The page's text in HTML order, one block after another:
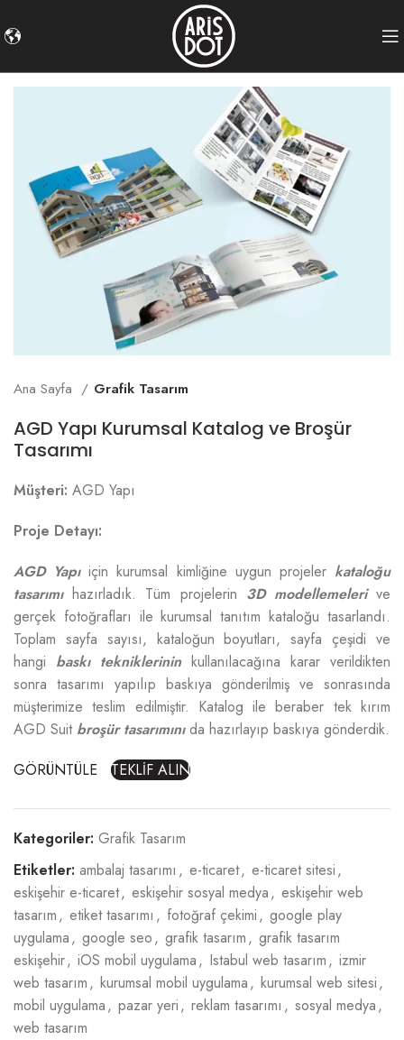
Ana Sayfa Grafik Tasarım
AGD Yapı Kurumsal Katalog ve Broşür
Tasarımı
Müşteri: AGD Yapı
Proje Detayı:
AGD Yapıiçin kurumsal kimliğine uygun projeler kataloğu
tasarımıhazırladık. Tüm projelerin 3D modellemelerive
gerçek fotoğrafları ile kurumsal tanıtım kataloğu tasarlandı.
Toplam sayfa sayısı, kataloğun boyutları, sayfa çeşidi ve
hangi baskı tekniklerininkullanılacağına karar verildikten
sonra tasarımı yapılıp baskıya gönderilmiş ve sonrasında
müşterimize teslim edilmiştir. Katalog ile beraber tek kırım
AGD Suit broşür tasarımınıda hazırlayıp baskıya gönderdik.
GÖRÜNTÜLE
TEKLİF ALIN
Kategoriler: Grafik Tasarım
Etiketler: ambalaj tasarımı , e-ticaret, e-ticaret sitesi,
eskişehir e-ticaret, eskişehir sosyal medya, eskişehir web
tasarım, etiket tasarımı , fotoğraf çekimi, google play
uygulama, google seo, grafik tasarım, grafik tasarım
eskişehir, iOS mobil uygulama, Istabul web tasarım, izmir
web tasarım, kurumsal mobil uygulama, kurumsal web sitesi,
mobil uygulama, pazar yeri, reklam tasarımı , sosyal medya,
web tasarım